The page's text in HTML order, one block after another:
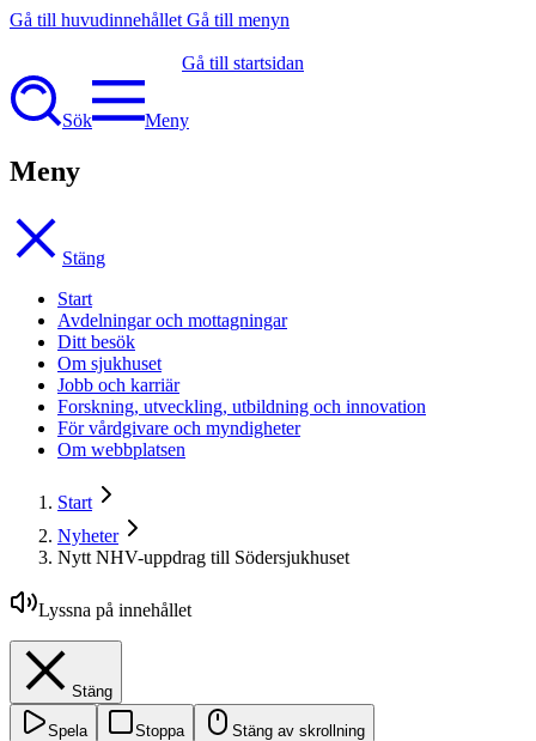
Gå till huvudinnehållet Gå till menyn
Gå till startsidan
Sök Meny
Meny
Stäng
Start
Avdelningar och mottagningar
Ditt besök
Om sjukhuset
Jobb och karriär
Forskning, utveckling, utbildning och innovation
För vårdgivare och myndigheter
Om webbplatsen
Start
Nyheter
Nytt NHV-uppdrag till Södersjukhuset
Lyssna på innehållet
Stäng
Spela Stoppa Stäng av skrollning